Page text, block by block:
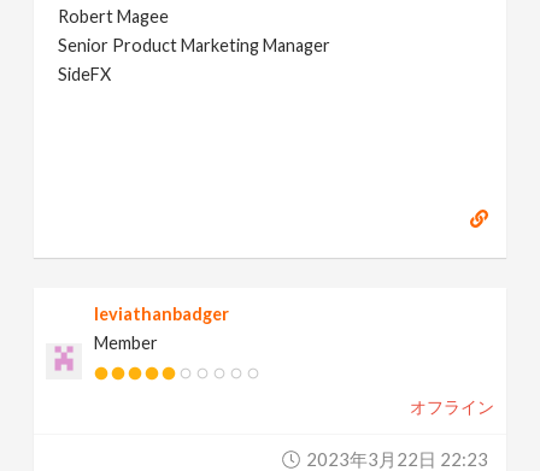
Robert Magee
Senior Product Marketing Manager
SideFX
leviathanbadger
Member
オフライン
2023年3月22日 22:23